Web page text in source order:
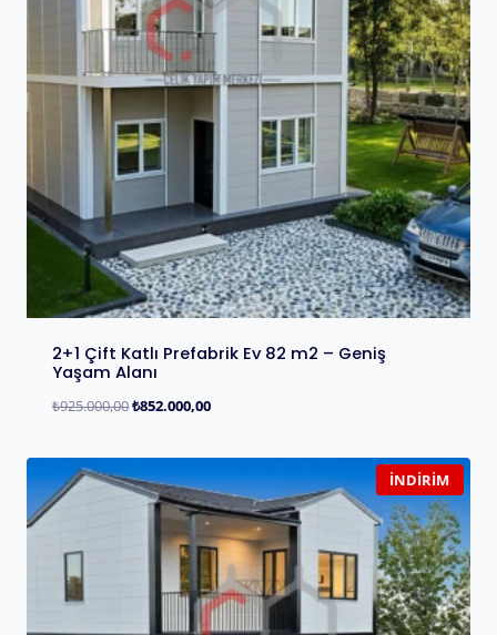
2+1 Çift Katlı Prefabrik Ev 82 m2 – Geniş
Yaşam Alanı
₺925.000,00₺852.000,00
İNDIRIM